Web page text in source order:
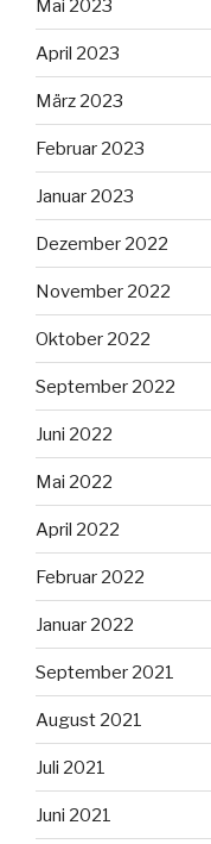
Mai 2023
April 2023
März 2023
Februar 2023
Januar 2023
Dezember 2022
November 2022
Oktober 2022
September 2022
Juni 2022
Mai 2022
April 2022
Februar 2022
Januar 2022
September 2021
August 2021
Juli 2021
Juni 2021